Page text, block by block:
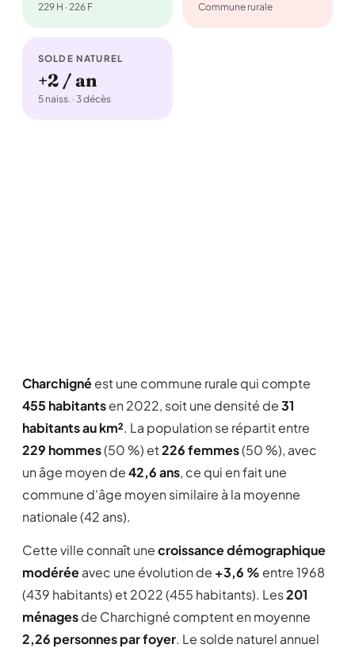
229 H · 226 F Commune rurale
SOLDE NATUREL
+2 / an
5 naiss. · 3 décès
Charchignéest une commune rurale qui compte
455 habitantsen 2022, soit une densité de31
habitants au km². La population se répartit entre
229 hommes(50 %) et226 femmes(50 %), avec
un âge moyen de42,6 ans, ce qui en fait une
commune d'âge moyen similaire à la moyenne
nationale (42 ans).
Cette ville connaît unecroissance démographique
modéréeavec une évolution de +3,6 % entre 1968
(439 habitants) et 2022 (455 habitants). Les201
ménagesde Charchigné comptent en moyenne
2,26 personnes par foyer. Le solde naturel annuel